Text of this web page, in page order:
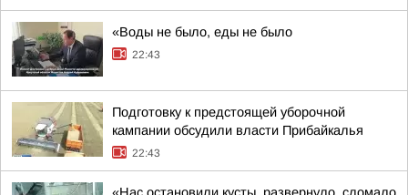
«Воды не было, еды не было
22:43
Подготовку к предстоящей уборочной
кампании обсудили власти Прибайкалья
22:43